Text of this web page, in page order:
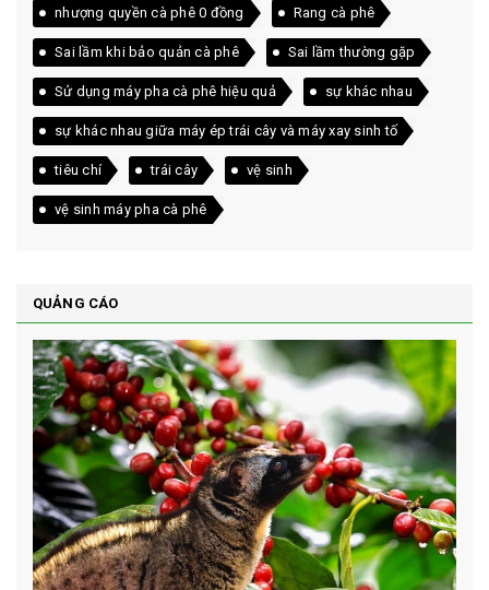
nhượng quyền cà phê 0 đồng Rang cà phê
Sai lầm khi bảo quản cà phê Sai lầm thường gặp
Sử dụng máy pha cà phê hiệu quả sự khác nhau
sự khác nhau giữa máy ép trái cây và máy xay sinh tố
tiêu chí trái cây vệ sinh
vệ sinh máy pha cà phê
QUẢNG CÁO